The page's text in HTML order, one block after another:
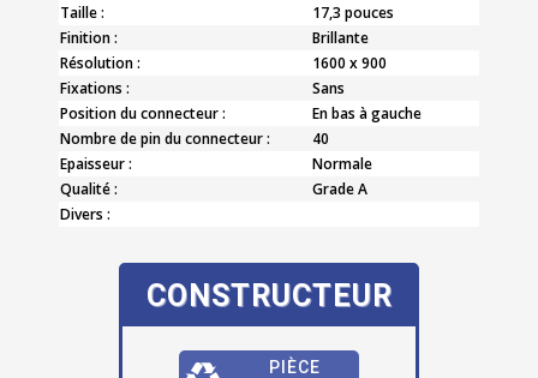
Taille :
17,3 pouces
Finition :
Brillante
Résolution :
1600 x 900
Fixations :
Sans
Position du connecteur :
En bas à gauche
Nombre de pin du connecteur :
40
Epaisseur :
Normale
Qualité :
Grade A
Divers :
CONSTRUCTEUR
PIÈCE